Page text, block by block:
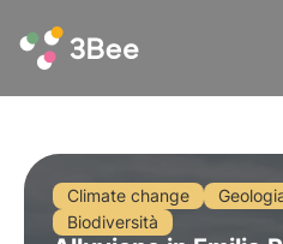
Climate change
Biodiversità